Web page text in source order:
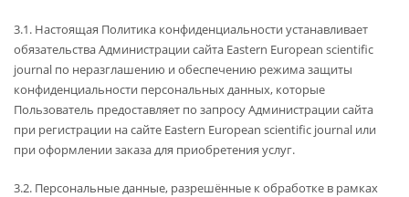
3.1. Настоящая Политика конфиденциальности устанавливает
обязательства Администрации сайта Eastern European scientific
journal по неразглашению и обеспечению режима защиты
конфиденциальности персональных данных, которые
Пользователь предоставляет по запросу Администрации сайта
при регистрации на сайте Eastern European scientific journal или
при оформлении заказа для приобретения услуг.
3.2. Персональные данные, разрешённые к обработке в рамках